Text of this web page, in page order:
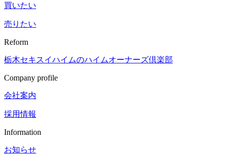
買いたい
売りたい
Reform
栃木セキスイハイムのハイムオーナーズ倶楽部
Company profile
会社案内
採用情報
Information
お知らせ